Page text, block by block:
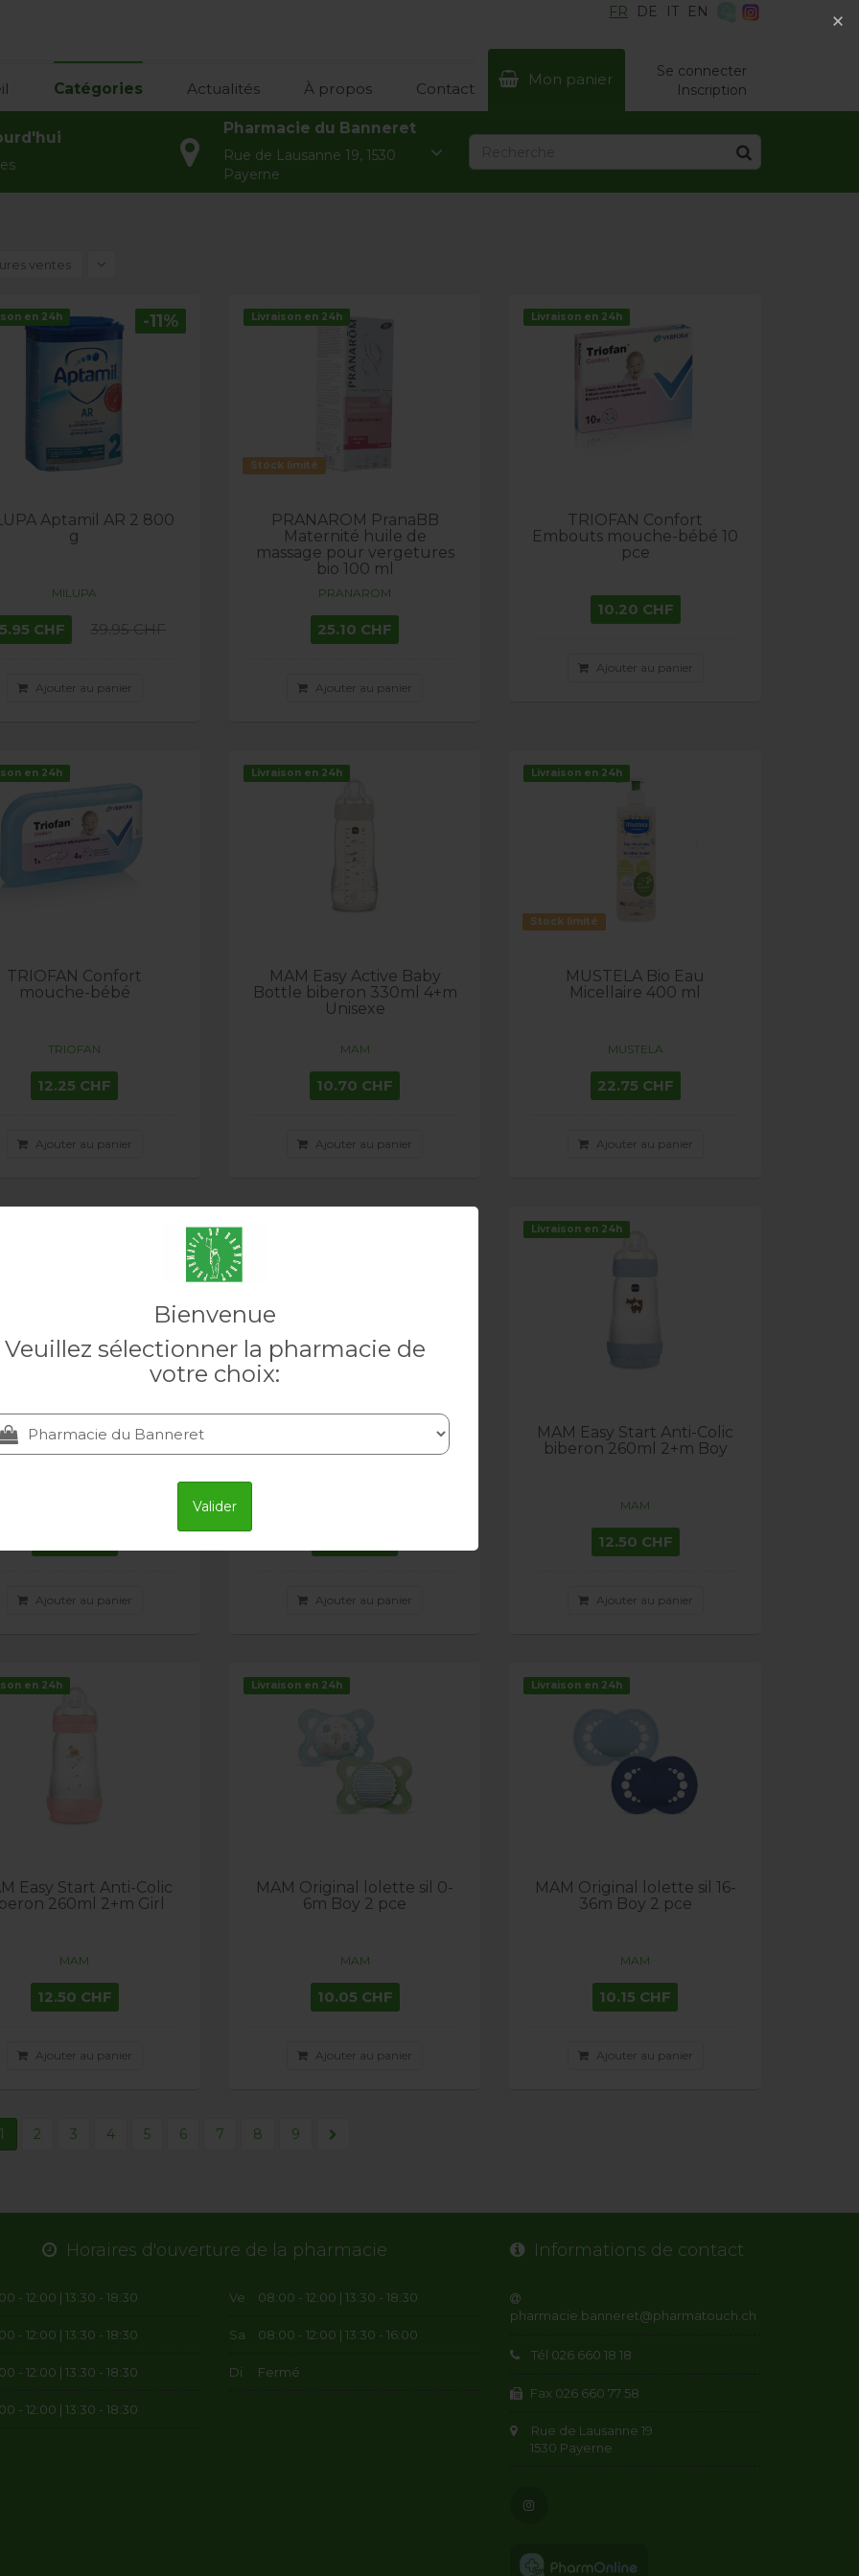
Bienvenue
Veuillez sélectionner la pharmacie de
votre choix:
Valider
×
FR DE IT EN
Catégories Actualités À propos Contact Mon panier
Se connecter
Inscription
Pharmacie du Banneret
Rue de Lausanne 19, 1530
Payerne
×
ventes
en 24h -11%
Aptamil AR 2 800
g
MILUPA
CHF 39.95 CHF
Ajouter au panier
Livraison en 24h
Stock limité
PRANAROM PranaBB
Maternité huile de
massage pour vergetures
bio 100 ml
PRANAROM
25.10 CHF
Ajouter au panier
Livraison en 24h
TRIOFAN Confort
Embouts mouche-bébé 10
pce
10.20 CHF
Ajouter au panier
en 24h
TRIOFAN Confort
mouche-bébé
TRIOFAN
12.25 CHF
Ajouter au panier
Livraison en 24h
MAM Easy Active Baby
Bottle biberon 330ml 4+m
Unisexe
MAM
10.70 CHF
Ajouter au panier
Livraison en 24h
Stock limité
MUSTELA Bio Eau
Micellaire 400 ml
MUSTELA
22.75 CHF
Ajouter au panier
Easy Start Anti-Colic
160ml 0+m Boy
Ajouter au panier
MAM Easy Start Anti-Colic
biberon 160ml 0+m Girl
Ajouter au panier
Livraison en 24h
MAM Easy Start Anti-Colic
biberon 260ml 2+m Boy
MAM
12.50 CHF
Ajouter au panier
en 24h
Easy Start Anti-Colic
260ml 2+m Girl
MAM
12.50 CHF
Ajouter au panier
Livraison en 24h
MAM Original lolette sil 0-
6m Boy 2 pce
MAM
10.05 CHF
Ajouter au panier
Livraison en 24h
MAM Original lolette sil 16-
36m Boy 2 pce
MAM
10.15 CHF
Ajouter au panier
1 2 3 4 5 6 7 8 9
Horaires d'ouverture de la pharmacie
- 12:00 | 13:30 - 18:30
- 12:00 | 13:30 - 18:30
- 12:00 | 13:30 - 18:30
- 12:00 | 13:30 - 18:30
Ve 08:00 - 12:00 | 13:30 - 18:30
Sa 08:00 - 12:00 | 13:30 - 16:00
Di Fermé
Informations de contact
Tél 026 660 18 18
Fax 026 660 77 58
Rue de Lausanne 19
1530 Payerne